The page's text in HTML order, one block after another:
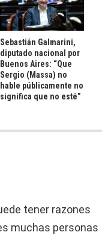
Sebastián Galmarini,
diputado nacional por
Buenos Aires: “Que
Sergio (Massa) no
hable públicamente no
significa que no esté”
tener razones
muchas personas